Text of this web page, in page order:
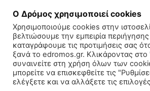
Εγγραφή συνδρομητή Πολιτική
Πολιτισμός
Ο Δρόμος χρησιμοποιεί cookies
Χρησιμοποιούμε cookies στην
βελτιώσουμε την εμπειρία
καταγράφουμε τις προτιμήσεις σας
ξανά το edromos.gr. Κλικάροντας
συναινείτε στη χρήση όλων των
μπορείτε να επισκεφθείτε τις
ελέγξετε και να αλλάξετε τις